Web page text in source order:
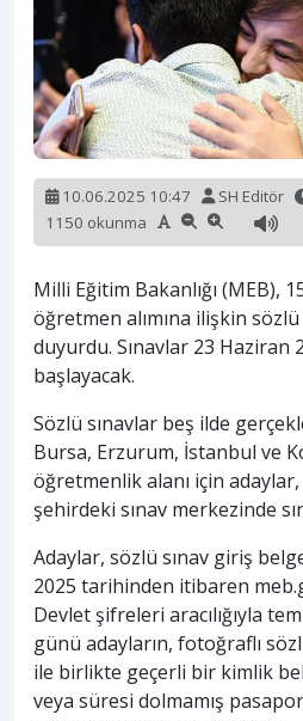
10.06.2025 10:47 SH Editör
1150 okunma
Milli Eğitim Bakanlığı (MEB),
öğretmen alımına ilişkin sözlü
duyurdu. Sınavlar 23 Haziran
başlayacak.
Sözlü sınavlar beş ilde
Bursa, Erzurum, İstanbul ve
öğretmenlik alanı için
şehirdeki sınav merkezinde
Adaylar, sözlü sınav giriş
2025 tarihinden itibaren
Devlet şifreleri aracılığıyla
günü adayların, fotoğraflı
ile birlikte geçerli bir kimlik
veya süresi dolmamış